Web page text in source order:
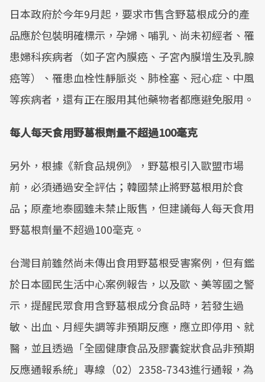
日本政府於今年9月起，要求市售含野葛根成分的產
品應於包裝明確標示，孕婦、哺乳、尚未初經者、罹
患婦科疾病者（如子宮內膜癌、子宮內膜增生及乳腺
癌等）、罹患血栓性靜脈炎、肺栓塞、冠心症、中風
等疾病者，還有正在服用其他藥物者都應避免服用。
每人每天食用野葛根劑量不超過100毫克
另外，根據《新食品規例》，野葛根引入歐盟市場
前，必須通過安全評估；韓國禁止將野葛根用於食
品；原產地泰國雖未禁止販售，但建議每人每天食用
野葛根劑量不超過100毫克。
台灣目前雖然尚未傳出食用野葛根受害案例，但有鑑
於日本國民生活中心案例報告，以及歐、美等國之警
示，提醒民眾食用含野葛根成分食品時，若發生過
敏、出血、月經失調等非預期反應，應立即停用、就
醫，並且透過「全國健康食品及膠囊錠狀食品非預期
反應通報系統」專線（02）2358-7343進行通報，為